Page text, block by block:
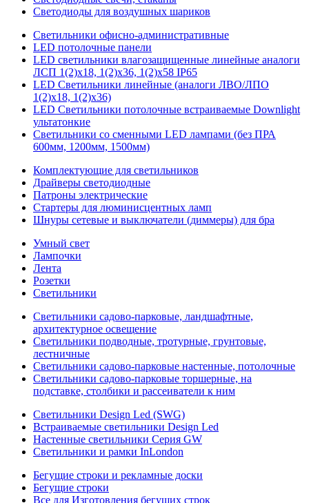
Светодиоды для воздушных шариков
Светильники офисно-административные
LED потолочные панели
LED светильники влагозащищенные линейные аналоги
ЛСП 1(2)х18, 1(2)х36, 1(2)х58 IP65
LED Светильники линейные (аналоги ЛВО/ЛПО
1(2)х18, 1(2)х36)
LED Светильники потолочные встраиваемые Downlight
ультатонкие
Светильники со сменными LED лампами (без ПРА
600мм, 1200мм, 1500мм)
Комплектующие для светильников
Драйверы светодиодные
Патроны электрические
Стартеры для люминисцентных ламп
Шнуры сетевые и выключатели (диммеры) для бра
Умный свет
Лампочки
Лента
Розетки
Светильники
Светильники садово-парковые, ландшафтные,
архитектурное освещение
Светильники подводные, тротурные, грунтовые,
лестничные
Светильники садово-парковые настенные, потолочные
Светильники садово-парковые торшерные, на
подставке, столбики и рассеиватели к ним
Светильники Design Led (SWG)
Встраиваемые светильники Design Led
Настенные светильники Серия GW
Светильники и рамки InLondon
Бегущие строки и рекламные доски
Бегущие строки
Все для Изготовления бегущих строк